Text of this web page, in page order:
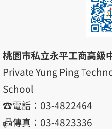
桃園市私立永平工商高級
Private Yung Ping
School
☎️電話：03-4822464
📠傳真：03-4823336